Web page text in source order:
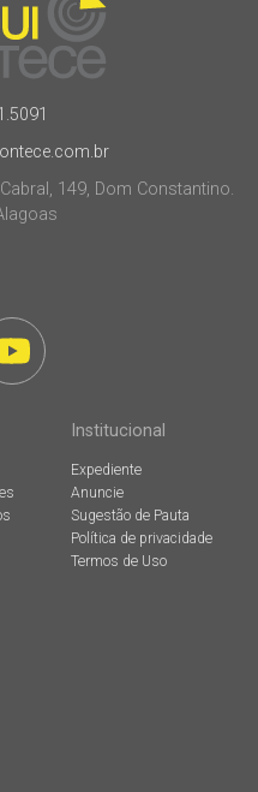
149, Dom Constantino.
Institucional
Expediente
Anuncie
Sugestão de Pauta
Política de privacidade
Termos de Uso